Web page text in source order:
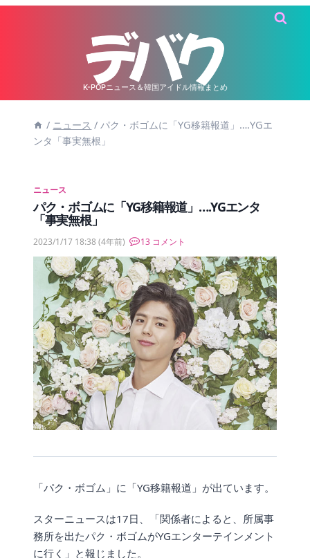
K-POPニュース＆韓国アイドル情報まとめ
/ ニュース / パク・ボゴムに「YG移籍報道」….YGエ
ンタ「事実無根」
ニュース
パク・ボゴムに「YG移籍報道」….YGエンタ
「事実無根」
2023/1/17 18:38 (4年前) 13 コメント
「パク・ボゴム」に「YG移籍報道」が出ています。
スターニュースは17日、「関係者によると、所属事
務所を出たパク・ボゴムがYGエンターテインメント
に行く」と報じました。